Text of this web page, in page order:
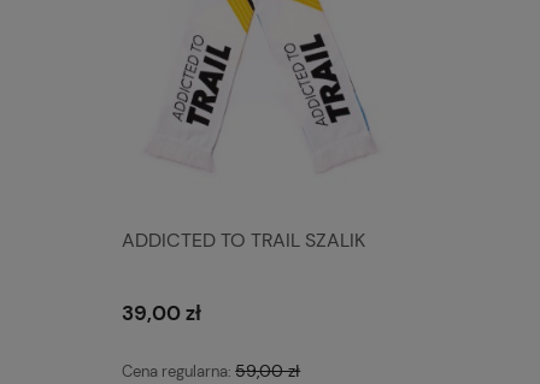
ADDICTED TO TRAIL SZALIK
39,00 zł
Cena regularna:59,00 zł